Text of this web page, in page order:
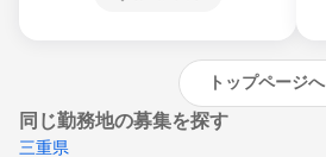
トップページへ
同じ勤務地の募集を探す
三重県